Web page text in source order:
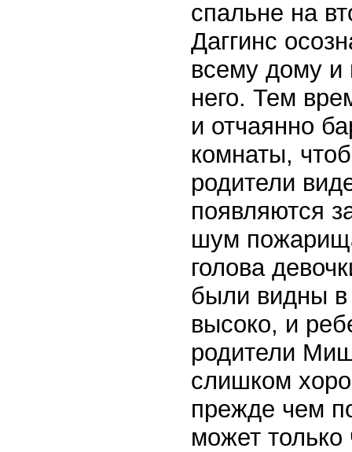
спальне на
Даггинс
всему дому и
него. Тем
и отчаянно
комнаты,
родители
появляются
шум
голова
были видны в
высоко, и
родители
слишком
прежде чем
может только